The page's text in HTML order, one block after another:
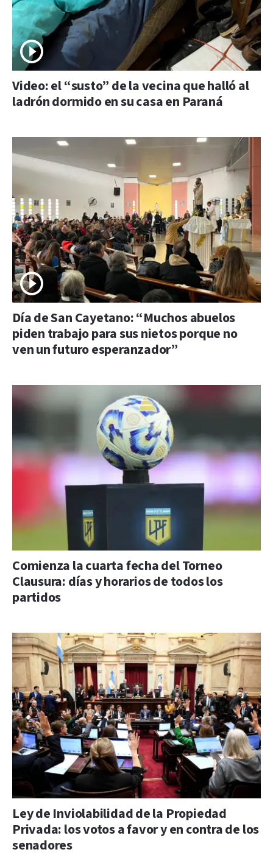
Video: el “susto” de la vecina que halló al
ladrón dormido en su casa en Paraná
Día de San Cayetano: “Muchos abuelos
piden trabajo para sus nietos porque no
ven un futuro esperanzador”
Comienza la cuarta fecha del Torneo
Clausura: días y horarios de todos los
partidos
Ley de Inviolabilidad de la Propiedad
Privada: los votos a favor y en contra de los
senadores